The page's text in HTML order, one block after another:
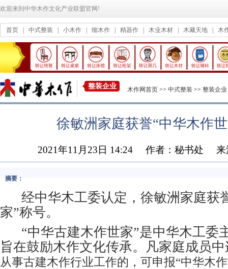
欢迎来到中华木作文化产业联盟官网!
首页 中式整装 小木作 细木作 精器作 木业木材 木藏天地 木
整装企业 木作网首页 >> 中式整装 >> 整装企业
徐敏洲家庭获誉“中华木作
2021年11月23日 14:24 作者：秘书处 来
摘要：
经中华木工委认定，徐敏洲家庭获
家”称号。
“中华古建木作世家”是中华木工委
旨在鼓励木作文化传承。凡家庭成员
从事古建木作行业工作的，可申报“中华木